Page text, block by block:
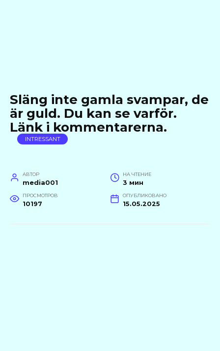
Släng inte gamla svampar, de
är guld. Du kan se varför.
Länk i kommentarerna.
INTRESSANT
АВТОР
media001
НА ЧТЕНИЕ
3 мин
ПРОСМОТРОВ
10197
ОПУБЛИКОВАНО
15.05.2025